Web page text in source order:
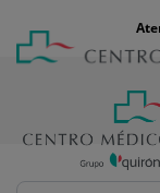
contenido